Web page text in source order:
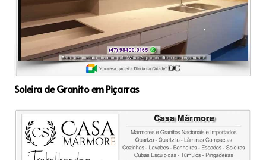
Soleira de Granito em Piçarras